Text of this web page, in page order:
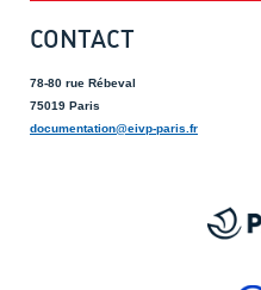
CONTACT
78-80 rue Rébeval
75019 Paris
documentation@eivp-paris.fr